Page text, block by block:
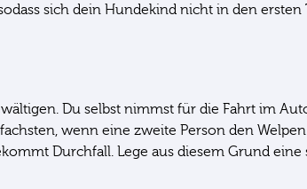
sich dein Hundekind nicht in den
Du selbst nimmst für die Fahrt im
wenn eine zweite Person den
Durchfall. Lege aus diesem Grund